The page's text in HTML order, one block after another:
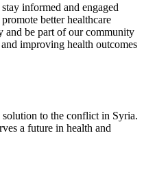
informed and engaged
better healthcare
and be part of our community
improving health outcomes
to the conflict in Syria.
a future in health and